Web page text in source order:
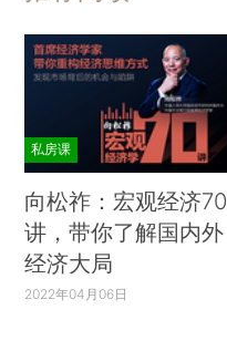
私房课
向松祚：宏观经济70
讲，带你了解国内外
经济大局
2022年04月06日